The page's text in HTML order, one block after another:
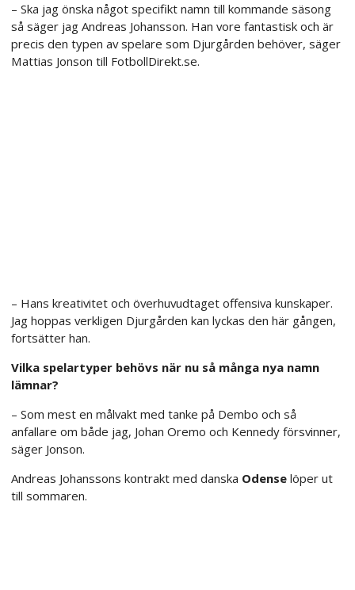
– Ska jag önska något specifikt namn till kommande säsong
så säger jag Andreas Johansson. Han vore fantastisk och är
precis den typen av spelare som Djurgården behöver, säger
Mattias Jonson till FotbollDirekt.se.
– Hans kreativitet och överhuvudtaget offensiva kunskaper.
Jag hoppas verkligen Djurgården kan lyckas den här gången,
fortsätter han.
Vilka spelartyper behövs när nu så många nya namn
lämnar?
– Som mest en målvakt med tanke på Dembo och så
anfallare om både jag, Johan Oremo och Kennedy försvinner,
säger Jonson.
Andreas Johanssons kontrakt med danska Odense löper ut
till sommaren.